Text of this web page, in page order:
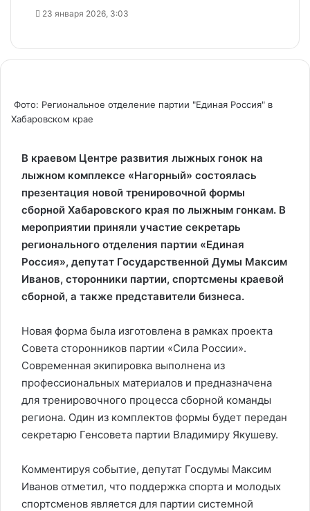
23 января 2026, 3:03
Фото: Региональное отделение партии "Единая Россия" в
Хабаровском крае
В краевом Центре развития лыжных гонок на
лыжном комплексе «Нагорный» состоялась
презентация новой тренировочной формы
сборной Хабаровского края по лыжным гонкам. В
мероприятии приняли участие секретарь
регионального отделения партии «Единая
Россия», депутат Государственной Думы Максим
Иванов, сторонники партии, спортсмены краевой
сборной, а также представители бизнеса.
Новая форма была изготовлена в рамках проекта
Совета сторонников партии «Сила России».
Современная экипировка выполнена из
профессиональных материалов и предназначена
для тренировочного процесса сборной команды
региона. Один из комплектов формы будет передан
секретарю Генсовета партии Владимиру Якушеву.
Комментируя событие, депутат Госдумы Максим
Иванов отметил, что поддержка спорта и молодых
спортсменов является для партии системной